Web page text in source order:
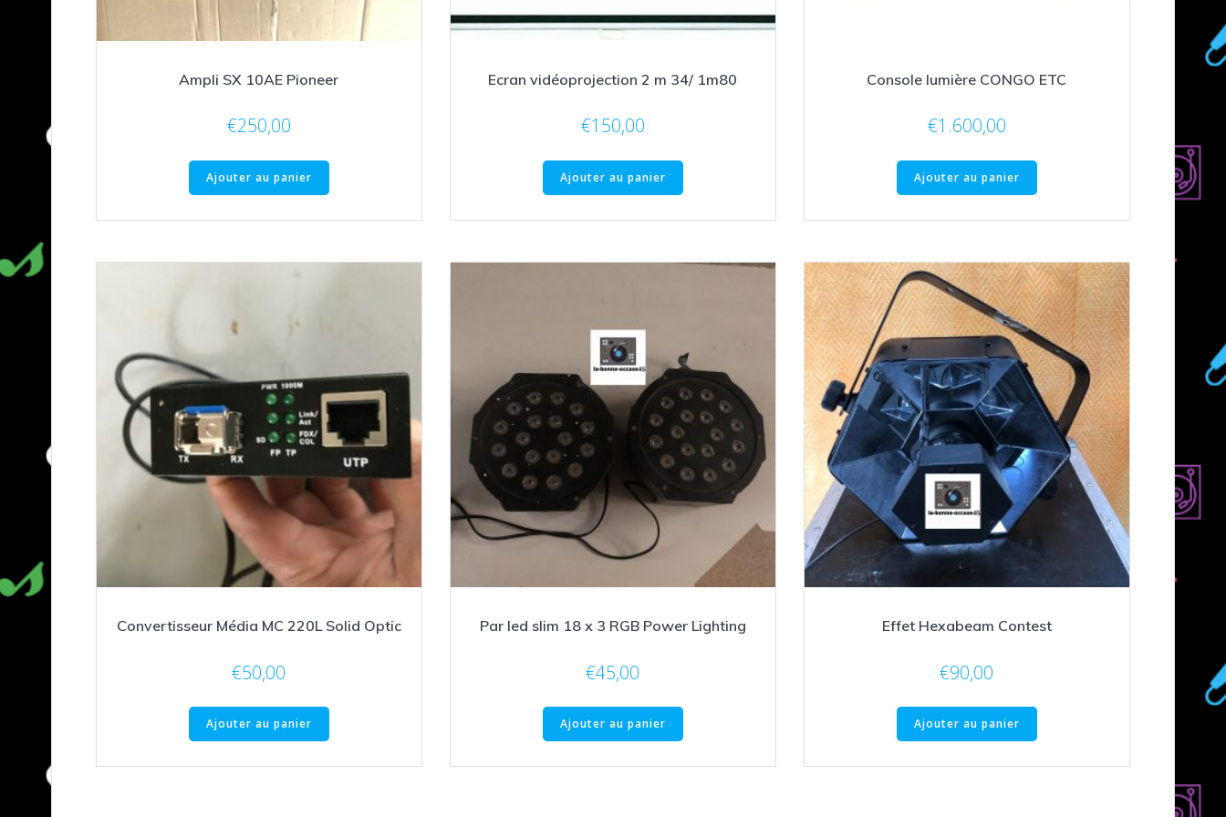
Ampli SX 10AE Pioneer
€250,00
Ajouter au panier
Ecran vidéoprojection 2 m 34/ 1m80
€150,00
Ajouter au panier
Console lumière CONGO ETC
€1.600,00
Ajouter au panier
Convertisseur Média MC 220L Solid Optic
€50,00
Ajouter au panier
Par led slim 18 x 3 RGB Power Lighting
€45,00
Ajouter au panier
Effet Hexabeam Contest
€90,00
Ajouter au panier